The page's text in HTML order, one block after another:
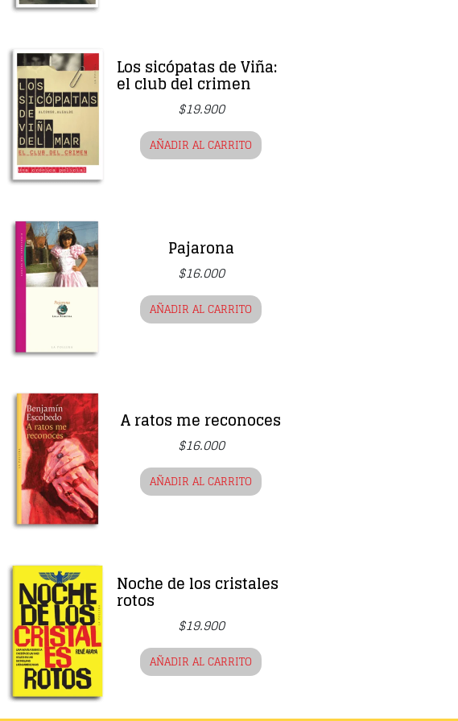
Los sicópatas de Viña:
el club del crimen
$19.900
AÑADIR AL CARRITO
Pajarona
$16.000
AÑADIR AL CARRITO
A ratos me reconoces
$16.000
AÑADIR AL CARRITO
Noche de los cristales
rotos
$19.900
AÑADIR AL CARRITO